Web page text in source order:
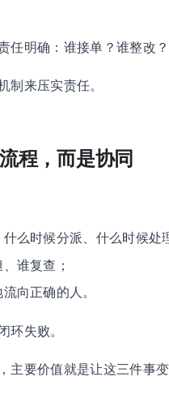
任明确：谁接单？谁整改
制来压实责任。
程，而是协同
么时候分派、什么时候处
谁复查；
向正确的人。
环失败。
主要价值就是让这三件事